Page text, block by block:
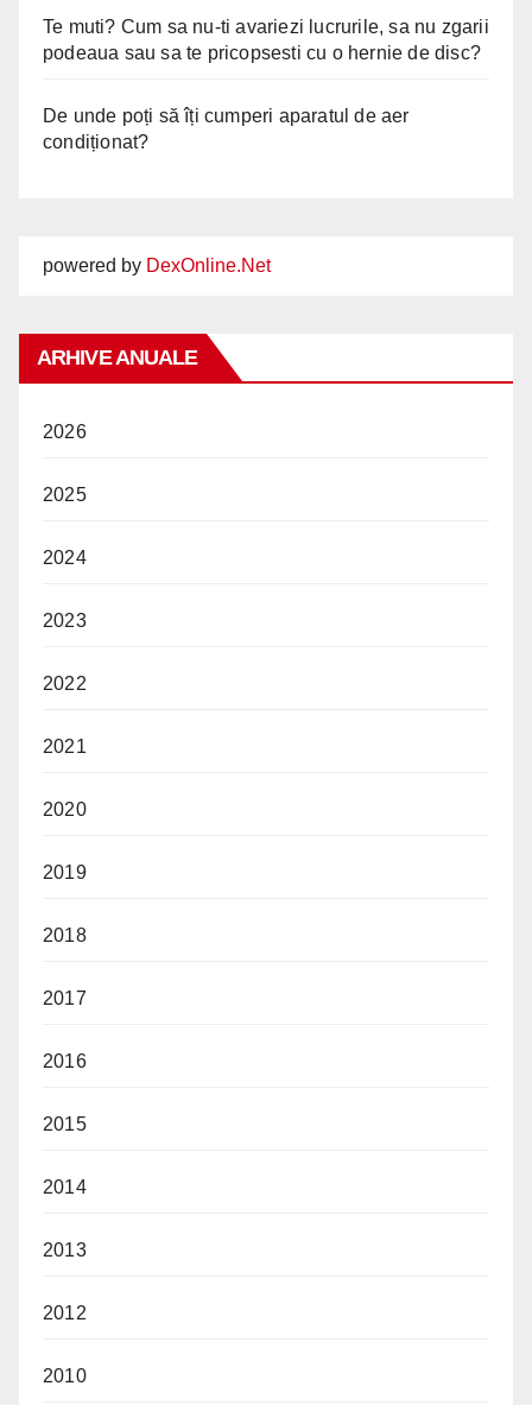
Te muti? Cum sa nu-ti avariezi lucrurile, sa nu zgarii
podeaua sau sa te pricopsesti cu o hernie de disc?
De unde poți să îți cumperi aparatul de aer
condiționat?
powered by DexOnline.Net
ARHIVE ANUALE
2026
2025
2024
2023
2022
2021
2020
2019
2018
2017
2016
2015
2014
2013
2012
2010